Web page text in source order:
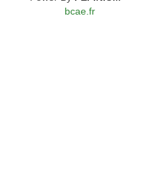
bcae.fr